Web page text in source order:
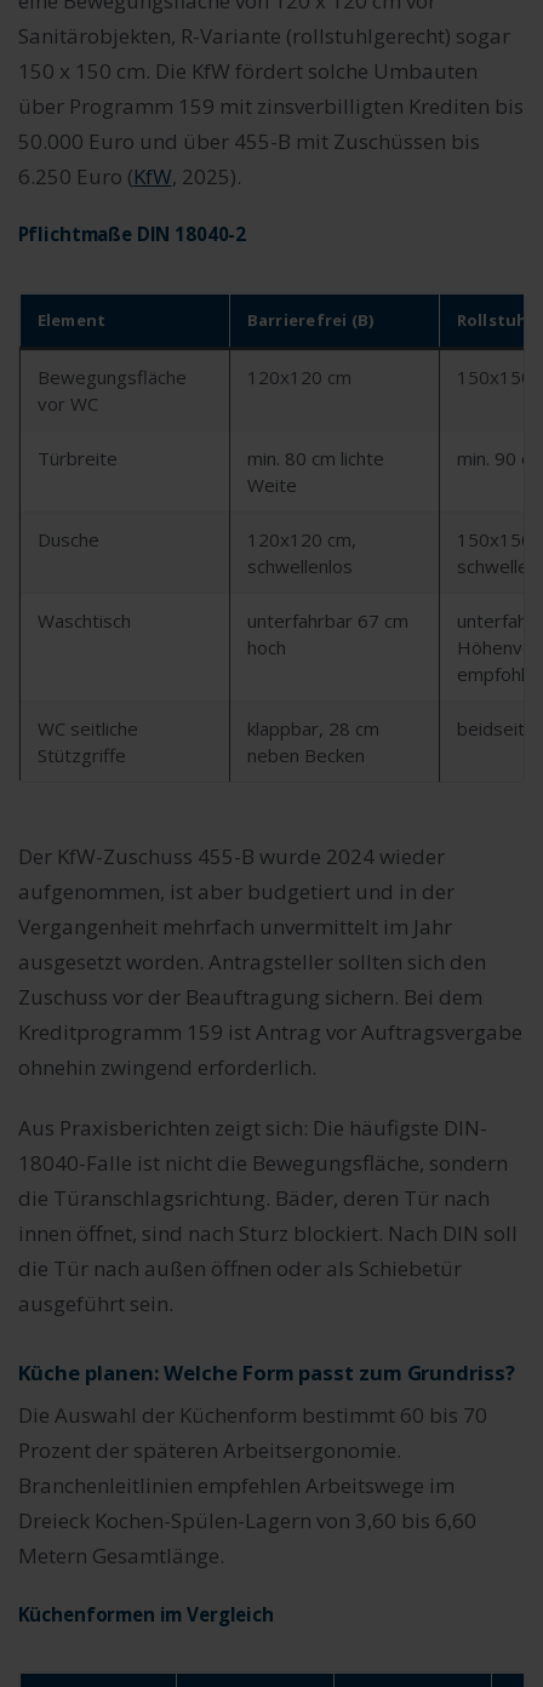
Sanitärobjekten, R-Variante (rollstuhlgerecht) sogar
150 x 150 cm. Die KfW fördert solche Umbauten
über Programm 159 mit zinsverbilligten Krediten bis
50.000 Euro und über 455-B mit Zuschüssen bis
6.250 Euro (KfW, 2025).
Pflichtmaße DIN 18040-2
Element Barrierefrei (B)
Bewegungsfläche
vor WC
120x120 cm 150x150
Türbreite
min. 80 cm lichte
Weite
min. 90
Dusche
120x120 cm,
schwellenlos
150x150
Waschtisch
unterfahrbar 67 cm
hoch
WC seitliche
Stützgriffe
klappbar, 28 cm
neben Becken
Der KfW-Zuschuss 455-B wurde 2024 wieder
aufgenommen, ist aber budgetiert und in der
Vergangenheit mehrfach unvermittelt im Jahr
ausgesetzt worden. Antragsteller sollten sich den
Zuschuss vor der Beauftragung sichern. Bei dem
Kreditprogramm 159 ist Antrag vor Auftragsvergabe
ohnehin zwingend erforderlich.
Aus Praxisberichten zeigt sich: Die häufigste DIN-
18040-Falle ist nicht die Bewegungsfläche, sondern
die Türanschlagsrichtung. Bäder, deren Tür nach
innen öffnet, sind nach Sturz blockiert. Nach DIN soll
die Tür nach außen öffnen oder als Schiebetür
ausgeführt sein.
Küche planen: Welche Form passt zum Grundriss?
Die Auswahl der Küchenform bestimmt 60 bis 70
Prozent der späteren Arbeitsergonomie.
Branchenleitlinien empfehlen Arbeitswege im
Dreieck Kochen-Spülen-Lagern von 3,60 bis 6,60
Metern Gesamtlänge.
Küchenformen im Vergleich